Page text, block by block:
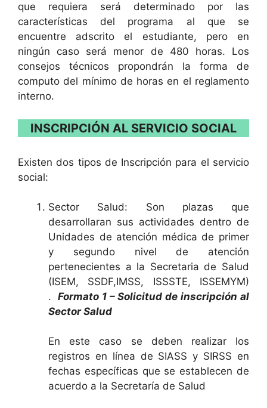
que requiera será determinado por las
características del programa al que se
encuentre adscrito el estudiante, pero en
ningún caso será menor de 480 horas. Los
consejos técnicos propondrán la forma de
computo del mínimo de horas en el reglamento
interno.
INSCRIPCIÓN AL SERVICIO SOCIAL
Existen dos tipos de Inscripción para el servicio
social:
Sector Salud: Son plazas que
desarrollaran sus actividades dentro de
Unidades de atención médica de primer
y segundo nivel de atención
pertenecientes a la Secretaria de Salud
(ISEM, SSDF,IMSS, ISSSTE, ISSEMYM)
. Formato 1 – Solicitud de inscripción al
Sector Salud
En este caso se deben realizar los
registros en línea de SIASS y SIRSS en
fechas específicas que se establecen de
acuerdo a la Secretaría de Salud